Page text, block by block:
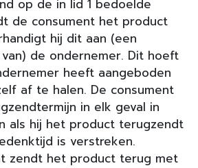
op de in lid 1 bedoelde
de consument het product
hij dit aan (een
de ondernemer. Dit hoeft
heeft aangeboden
af te halen. De consument
in elk geval in
als hij het product terugzendt
is verstreken.
zendt het product terug met